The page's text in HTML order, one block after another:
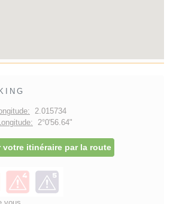
2.015734
2°0'56.64"
votre itinéraire par la route